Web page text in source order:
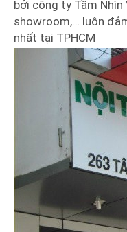
bởi công ty Tầm
showroom,… luôn
nhất tại TPHCM